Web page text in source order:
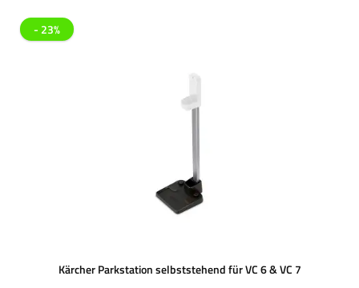
- 23%
Kärcher Parkstation selbststehend für VC 6 & VC 7